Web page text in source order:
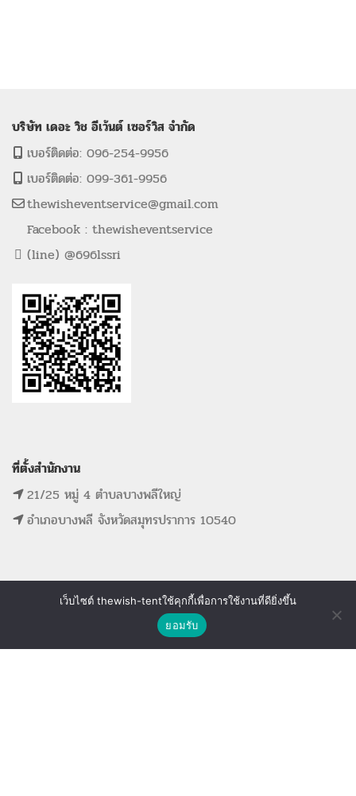
บริษัท เดอะ วิช อีเว้นต์ เซอร์วิส จำกัด
เบอร์ติดต่อ: 096-254-9956
เบอร์ติดต่อ: 099-361-9956
thewisheventservice@gmail.com
Facebook : thewisheventservice
(line) @696lssri
ที่ตั้งสำนักงาน
21/25 หมู่ 4 ตำบลบางพลีใหญ่
อำเภอบางพลี จังหวัดสมุทรปราการ 10540
MAIN MENU
SUPPORT LINK
ดูรายการที่ขอใบเสนอราคา
เว็บไซต์ thewish-tentใช้คุกกี้เพื่อการใช้งานที่ดียิ่งขึ้น
ยอมรับ
ติดต่อเรา